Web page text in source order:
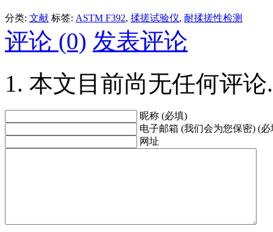
分类: 文献 标签: ASTM F392, 揉搓试验仪, 耐揉搓性检测
评论 (0) 发表评论
本文目前尚无任何评论.
昵称 (必填)
电子邮箱 (我们会为您保密) (必
网址